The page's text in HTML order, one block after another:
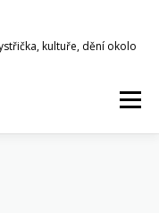
kultuře, dění okolo
Menu